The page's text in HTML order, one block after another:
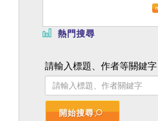
熱門搜尋
請輸入標題、作者等關鍵字
開始搜尋